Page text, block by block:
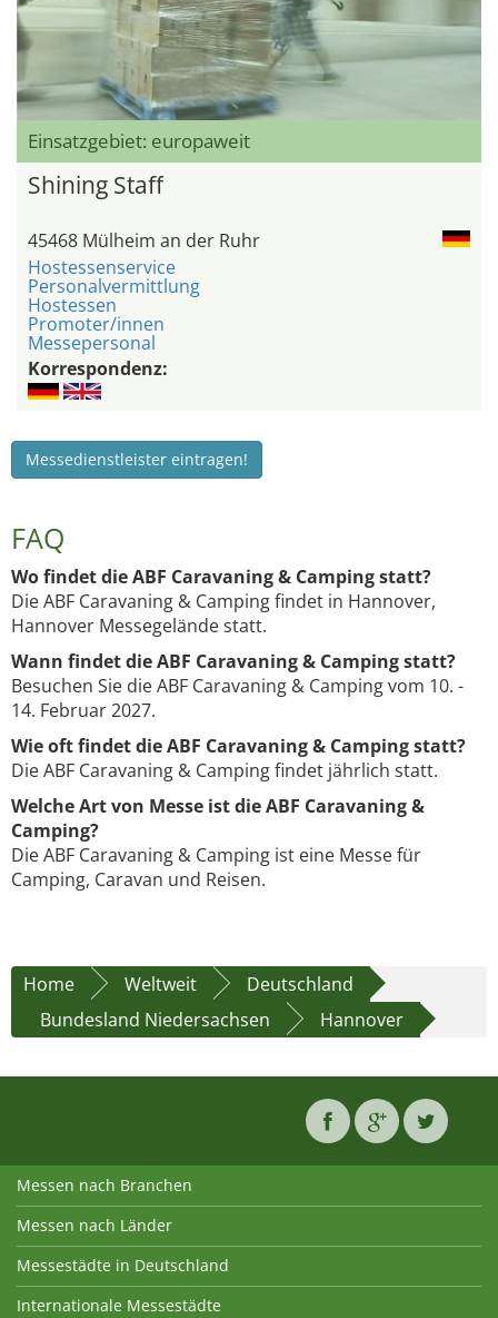
Einsatzgebiet: europaweit
Shining Staff
45468 Mülheim an der Ruhr
Hostessenservice
Personalvermittlung
Hostessen
Promoter/innen
Messepersonal
Korrespondenz:
Messedienstleister eintragen!
FAQ
Wo findet die ABF Caravaning & Camping statt?
Die ABF Caravaning & Camping findet in Hannover,
Hannover Messegelände statt.
Wann findet die ABF Caravaning & Camping statt?
Besuchen Sie die ABF Caravaning & Camping vom 10. -
14. Februar 2027.
Wie oft findet die ABF Caravaning & Camping statt?
Die ABF Caravaning & Camping findet jährlich statt.
Welche Art von Messe ist die ABF Caravaning &
Camping?
Die ABF Caravaning & Camping ist eine Messe für
Camping, Caravan und Reisen.
Home Weltweit
Deutschland
Bundesland Niedersachsen
Hannover
Messen nach Branchen
Messen nach Länder
Messestädte in Deutschland
Internationale Messestädte